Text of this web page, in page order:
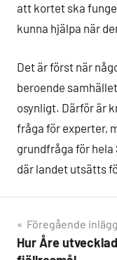
att kortet ska
kunna hjälpa när
Det är först när
beroende
osynligt. Därför är
fråga för experter,
grundfråga för hela
där landet utsätts
Föregående inlägg
Hur Åre